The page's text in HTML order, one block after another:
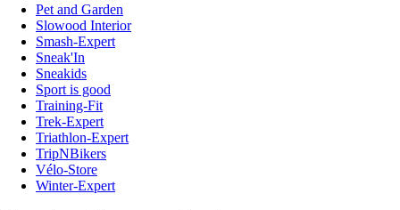
Pet and Garden
Slowood Interior
Smash-Expert
Sneak'In
Sneakids
Sport is good
Training-Fit
Trek-Expert
Triathlon-Expert
TripNBikers
Vélo-Store
Winter-Expert